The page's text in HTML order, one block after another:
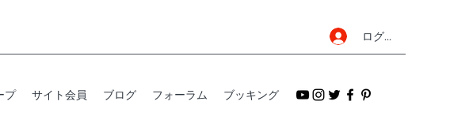
ログイン
プ サイト会員 ブログ フォーラム ブッキング